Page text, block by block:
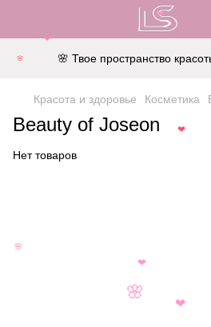
🌸 Твое пространство
Красота и здоровье Косметика
Beauty of Joseon
Нет товаров
❤
❤
🌸
❤
🌸
❤
❤
🌸